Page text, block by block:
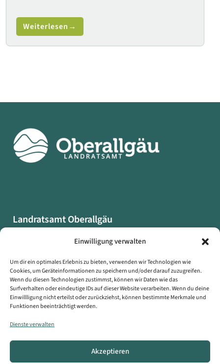
Einwilligung verwalten
Um dir ein optimales Erlebnis zu bieten, verwenden wir Technologien wie
Cookies, um Geräteinformationen zu speichern und/oder darauf zuzugreifen.
Wenn du diesen Technologien zustimmst, können wir Daten wie das
Surfverhalten oder eindeutige IDs auf dieser Website verarbeiten. Wenn du deine
Einwillligung nicht erteilst oder zurückziehst, können bestimmte Merkmale und
Funktionen beeinträchtigt werden.
Dienste verwalten
Akzeptieren
Weiterlesen
Landratsamt Oberallgäu
87527 Sonthofen
Datenschutzerklärung
Impressum
Erklärung zur Barrierefreiheit
Copyright © Landratsamt Oberallgäu